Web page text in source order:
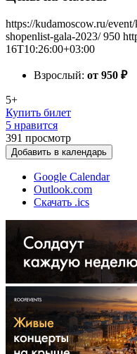
https://kudamoscow.ru/
shopenlist-gala-2023/ 950
16T10:26:00+03:00
Взрослый: от 950 ₽
5+
Купить билет
5 нравится
391 просмотр
Добавить в календарь
Google Calendar
Outlook.com
Скачать .ics